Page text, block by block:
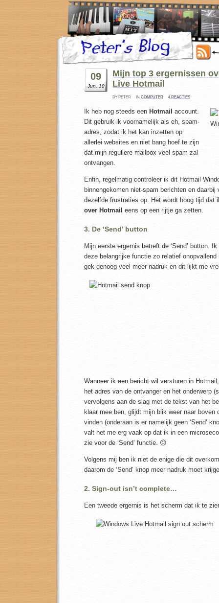
09
Jun, 10
Mijn top 3 ergernissen
Live Hotmail
BY PETER IN COMPUTER 4 REACTIES
Ik heb nog steeds een Hotmail account.
Dit gebruik ik voornamelijk als eh, spam-
adres, zodat ik het kan inzetten op
allerlei websites en niet bang hoef te zijn
dat mijn reguliere mailbox veel spam zal
ontvangen.
Enfin, regelmatig controleer ik dit Hotmail
binnengekomen niet-spam berichten en daarbij
dezelfde frustraties op. Het wordt hoog tijd dat
over Hotmail eens op een rijtje ga zetten.
3. De ‘Send’ button
Mijn eerste ergernis betreft de ‘Send’ button.
deze belangrijke functie zo relatief onopvallend
gek genoeg veel meer nadruk en dit lijkt me
Wanneer ik een bericht wil versturen in
het adres van de ontvanger en het onderwerp
vervolgens aan de slag met de tekst van het
klaar mee ben, glijdt mijn blik weer naar boven
vinden (onderaan is er namelijk geen ‘Send’
valt het me erg vaak op dat ik in een
zie voor de ‘Send’ functie. 😕
Volgens mij ben ik niet de enige die dit
daarom de ‘Send’ knop meer nadruk moet
2. Sign-out isn’t complete…
Een tweede ergernis is het scherm dat ik te